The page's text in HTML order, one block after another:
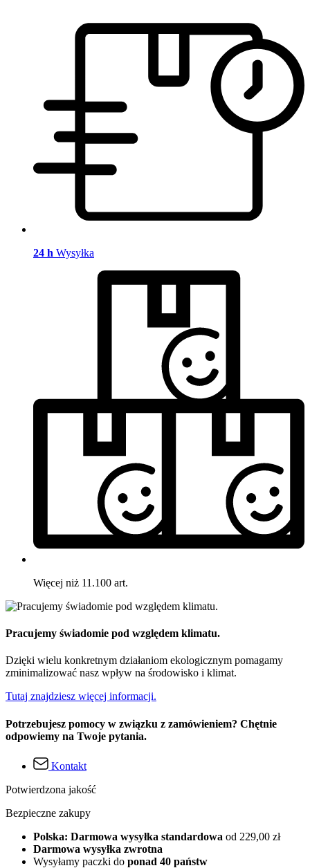
24 h Wysyłka
Więcej niż 11.100 art.
Pracujemy świadomie pod względem klimatu.
Dzięki wielu konkretnym działaniom ekologicznym pomagamy
zminimalizować nasz wpływ na środowisko i klimat.
Tutaj znajdziesz więcej informacji.
Potrzebujesz pomocy w związku z zamówieniem? Chętnie
odpowiemy na Twoje pytania.
Kontakt
Potwierdzona jakość
Bezpieczne zakupy
Polska: Darmowa wysyłka standardowa od 229,00 zł
Darmowa wysyłka zwrotna
Wysyłamy paczki do ponad 40 państw